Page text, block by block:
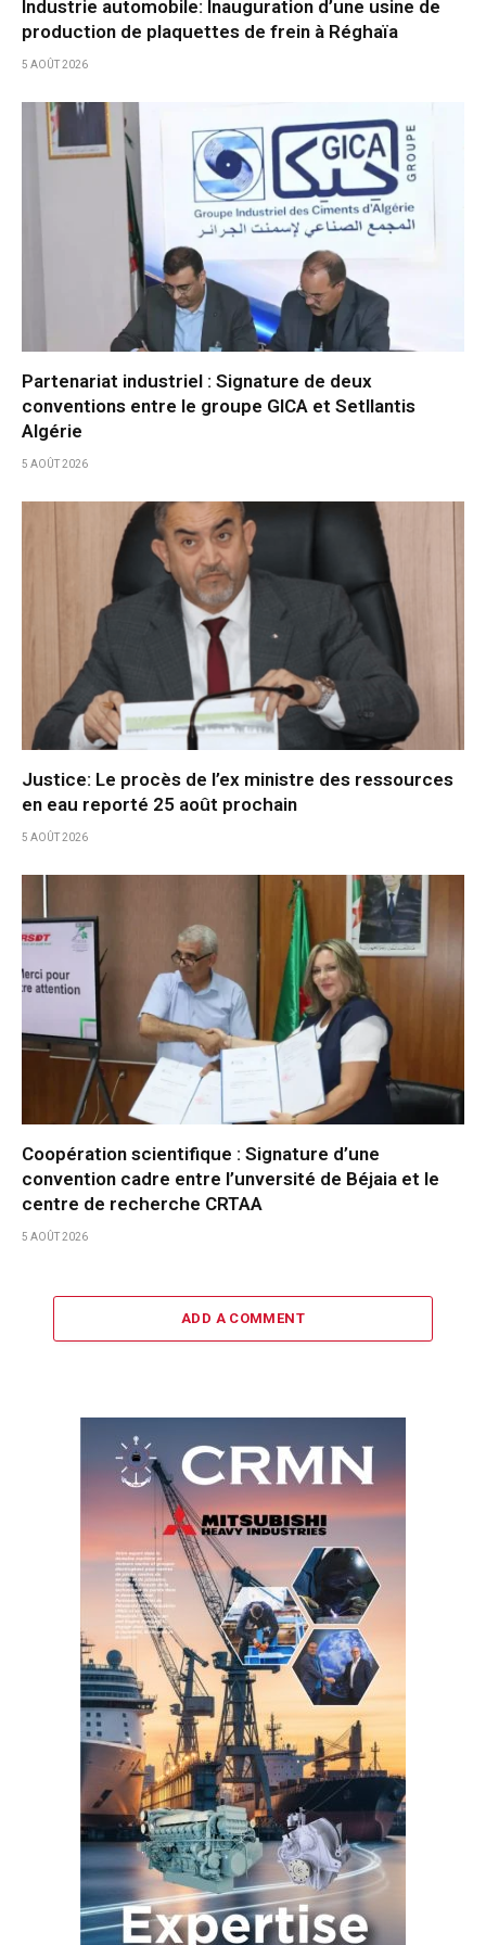
Industrie automobile: Inauguration d’une usine de
production de plaquettes de frein à Réghaïa
5 AOÛT 2026
Partenariat industriel : Signature de deux
conventions entre le groupe GICA et Setllantis
Algérie
5 AOÛT 2026
Justice: Le procès de l’ex ministre des ressources
en eau reporté 25 août prochain
5 AOÛT 2026
Coopération scientifique : Signature d’une
convention cadre entre l’unversité de Béjaia et le
centre de recherche CRTAA
5 AOÛT 2026
ADD A COMMENT